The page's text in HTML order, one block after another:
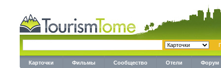
Карточки Фильмы Сообщество Отели Форум